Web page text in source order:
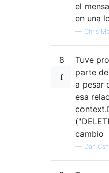
el
en una
— Chris
8
Tuve
parte
a pesar
esa
cambio
— Dan